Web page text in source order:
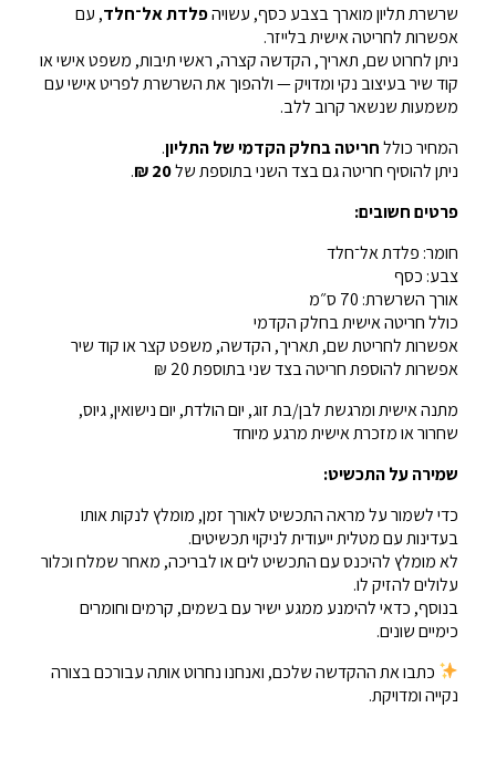
שרשרת תליון מוארך בצבע כסף, עשויהפלדת אל־חלד, עם
אפשרות לחריטה אישית בלייזר.
ניתן לחרוט שם, תאריך, הקדשה קצרה, ראשי תיבות, משפט אישי או
קוד שיר בעיצוב נקי ומדויק — ולהפוך את השרשרת לפריט אישי עם
משמעות שנשאר קרוב ללב.
המחיר כוללחריטה בחלק הקדמי של התליון.
ניתן להוסיף חריטה גם בצד השני בתוספת של20 ₪
.
פרטים חשובים:
חומר: פלדת אל־חלד
צבע: כסף
אורך השרשרת: 70 ס״מ
כולל חריטה אישית בחלק הקדמי
אפשרות לחריטת שם, תאריך, הקדשה, משפט קצר או קוד שיר
אפשרות להוספת חריטה בצד שני בתוספת 20 ₪
מתנה אישית ומרגשת לבן/בת זוג, יום הולדת, יום נישואין, גיוס,
שחרור או מזכרת אישית מרגע מיוחד
שמירה על התכשיט:
כדי לשמור על מראה התכשיט לאורך זמן, מומלץ לנקות אותו
בעדינות עם מטלית ייעודית לניקוי תכשיטים.
לא מומלץ להיכנס עם התכשיט לים או לבריכה, מאחר שמלח וכלור
עלולים להזיק לו.
בנוסף, כדאי להימנע ממגע ישיר עם בשמים, קרמים וחומרים
כימיים שונים.
כתבו את ההקדשה שלכם, ואנחנו נחרוט אותה עבורכם בצורה
נקייה ומדויקת.